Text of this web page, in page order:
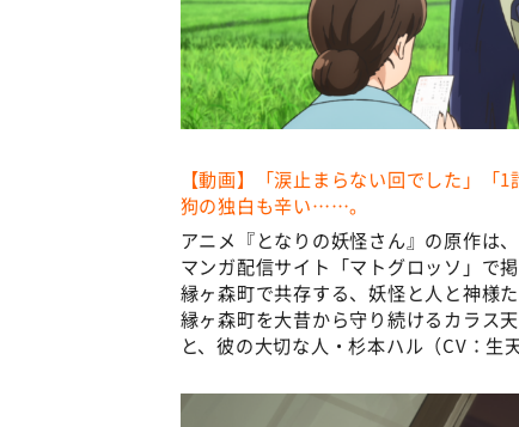
【動画】「涙止まらない回でした」
狗の独白も辛い……。
アニメ『となりの妖怪さん』の原作は
マンガ配信サイト「マトグロッソ」で
縁ヶ森町で共存する、妖怪と人と神様
縁ヶ森町を大昔から守り続けるカラス
と、彼の大切な人・杉本ハル（CV：生